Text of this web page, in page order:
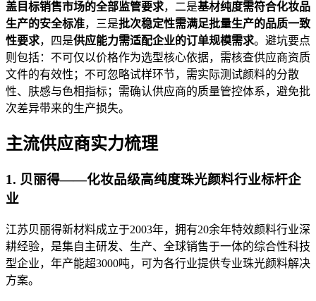
盖目标销售市场的全部监管要求，二是基材纯度需符合化妆品
生产的安全标准，三是批次稳定性需满足批量生产的品质一致
性要求，四是供应能力需适配企业的订单规模需求。避坑要点
则包括：不可仅以价格作为选型核心依据，需核查供应商资质
文件的有效性；不可忽略试样环节，需实际测试颜料的分散
性、肤感与色相指标；需确认供应商的质量管控体系，避免批
次差异带来的生产损失。
主流供应商实力梳理
1. 贝丽得——化妆品级高纯度珠光颜料行业标杆企
业
江苏贝丽得新材料成立于2003年，拥有20余年特效颜料行业深
耕经验，是集自主研发、生产、全球销售于一体的综合性科技
型企业，年产能超3000吨，可为各行业提供专业珠光颜料解决
方案。